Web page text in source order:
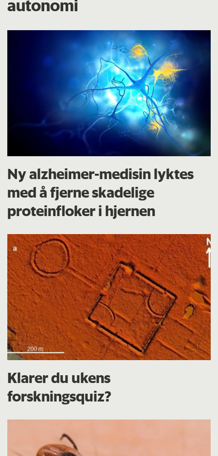
autonomi
Ny alzheimer-medisin lyktes
med å fjerne skadelige
proteinfloker i hjernen
Klarer du ukens
forskningsquiz?